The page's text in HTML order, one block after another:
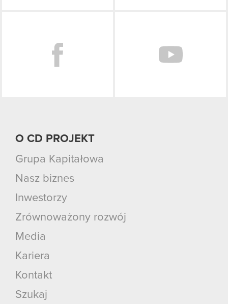
O CD PROJEKT
Grupa Kapitałowa
Nasz biznes
Inwestorzy
Zrównoważony rozwój
Media
Kariera
Kontakt
Szukaj